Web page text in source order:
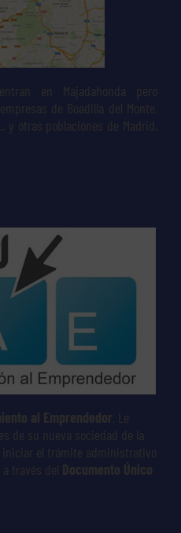
en Majadahonda pero
de Boadilla del Monte,
y otras poblaciones de Madrid,
al Emprendedor . Le
de su nueva sociedad de la
el trámite administrativo
través del Documento Único